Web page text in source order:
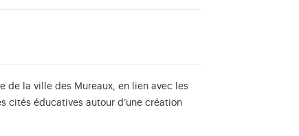
de la ville des Mureaux, en lien avec les
cités éducatives autour d’une création